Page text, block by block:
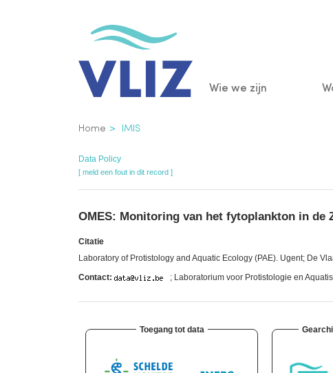
Main
Wie we zijn
Kruimelpad
Home IMIS
Data Policy
[ meld een fout in dit record ]
OMES: Monitoring van het fytoplankton in de
Citatie
Laboratory of Protistology and Aquatic Ecology (PAE). Ugent; De
Contact:
; Laboratorium voor Protistologie en
Toegang tot data